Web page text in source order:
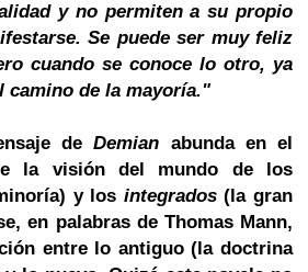
y no permiten a su propio
Se puede ser muy feliz
cuando se conoce lo otro, ya
camino de la mayoría."
deDemian abunda en el
la visión del mundo de los
y los integrados(la gran
en palabras de Thomas Mann,
entre lo antiguo (la doctrina